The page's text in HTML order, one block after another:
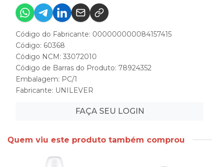
Código do Fabricante: 000000000084157415
Código: 60368
Código NCM: 33072010
Código de Barras do Produto: 78924352
Embalagem: PC/1
Fabricante: UNILEVER
FAÇA SEU LOGIN
Quem viu este produto também comprou